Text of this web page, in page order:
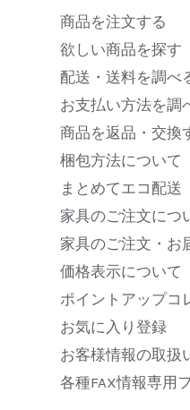
商品を注文する
欲しい商品を探す
配送・送料を調べ
お支払い方法を調
商品を返品・交換
梱包方法について
まとめてエコ配送
家具のご注文につ
家具のご注文・お
価格表示について
ポイントアップコ
お気に入り登録
お客様情報の取扱
各種FAX情報専用